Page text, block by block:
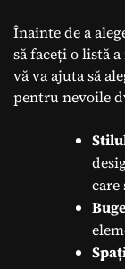
Înainte de a
să faceți o listă
vă va ajuta să
pentru nevoile
care